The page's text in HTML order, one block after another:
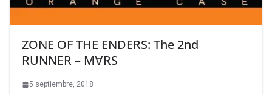
ZONE OF THE ENDERS: The 2nd
RUNNER – M∀RS
5 septiembre, 2018